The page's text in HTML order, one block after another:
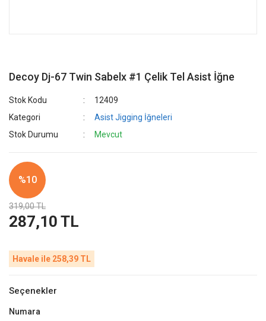
Decoy Dj-67 Twin Sabelx #1 Çelik Tel Asist İğne
Stok Kodu
12409
Kategori
Asist Jigging İğneleri
Stok Durumu
Mevcut
%10
319,00 TL
287,10 TL
Havale ile 258,39 TL
Seçenekler
Numara